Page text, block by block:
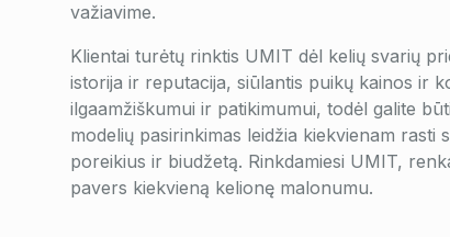
važiavime.
Klientai turėtų rinktis UMIT dėl kelių svarių
istorija ir reputacija, siūlantis puikų kainos ir
ilgaamžiškumui ir patikimumui, todėl galite
modelių pasirinkimas leidžia kiekvienam rasti
poreikius ir biudžetą. Rinkdamiesi UMIT,
pavers kiekvieną kelionę malonumu.